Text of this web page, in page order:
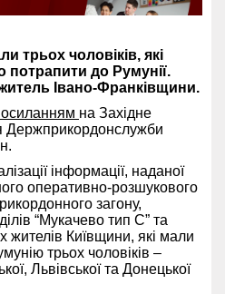
трьох чоловіків, які
потрапити до Румунії.
Івано-Франківщини.
на Західне
Держприкордонслужби
інформації, наданої
оперативно-розшукового
загону,
“Мукачево тип С” та
жителів Київщини, які мали
трьох чоловіків –
Львівської та Донецької